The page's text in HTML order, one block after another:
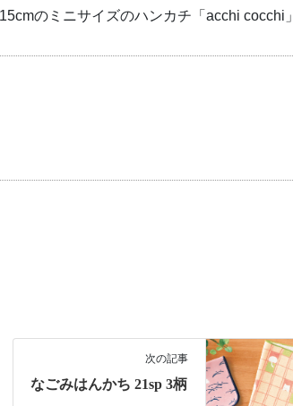
のミニサイズのハンカチ「acchi cocchi」
次の記事
なごみはんかち 21sp 3柄